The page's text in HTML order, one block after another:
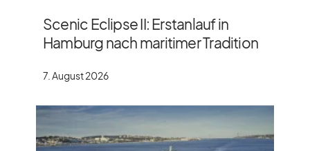
Scenic Eclipse II: Erstanlauf in
Hamburg nach maritimer Tradition
7. August 2026